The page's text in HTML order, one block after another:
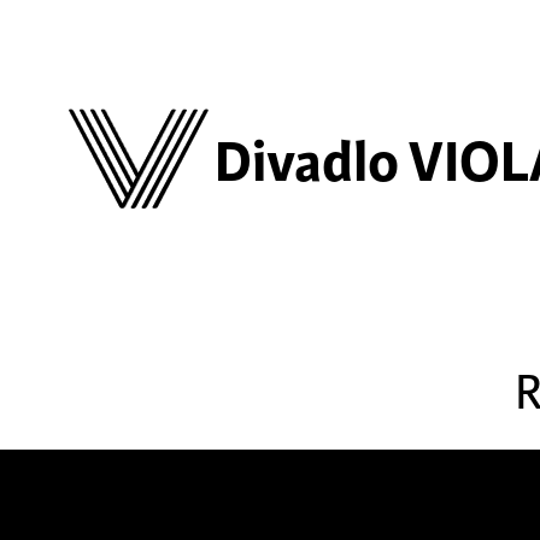
Divadlo